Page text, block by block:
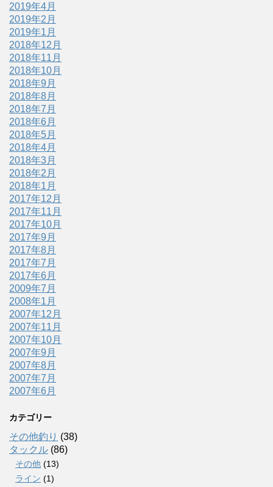
2019年4月
2019年2月
2019年1月
2018年12月
2018年11月
2018年10月
2018年9月
2018年8月
2018年7月
2018年6月
2018年5月
2018年4月
2018年3月
2018年2月
2018年1月
2017年12月
2017年11月
2017年10月
2017年9月
2017年8月
2017年7月
2017年6月
2009年7月
2008年1月
2007年12月
2007年11月
2007年10月
2007年9月
2007年8月
2007年7月
2007年6月
カテゴリー
その他釣り (38)
タックル (86)
その他 (13)
ライン (1)